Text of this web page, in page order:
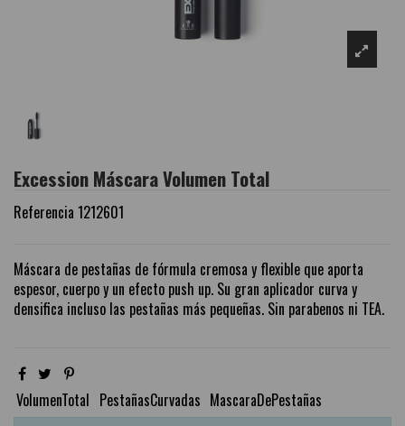
Excession Máscara Volumen Total
Referencia 1212601
Máscara de pestañas de fórmula cremosa y flexible que aporta
espesor, cuerpo y un efecto push up. Su gran aplicador curva y
densifica incluso las pestañas más pequeñas. Sin parabenos ni TEA.
VolumenTotal PestañasCurvadas MascaraDePestañas